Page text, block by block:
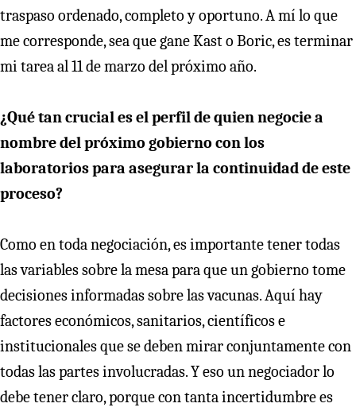
traspaso ordenado, completo y oportuno. A mí lo que
me corresponde, sea que gane Kast o Boric, es terminar
mi tarea al 11 de marzo del próximo año.
¿Qué tan crucial es el perfil de quien negocie a
nombre del próximo gobierno con los
laboratorios para asegurar la continuidad de este
proceso?
Como en toda negociación, es importante tener todas
las variables sobre la mesa para que un gobierno tome
decisiones informadas sobre las vacunas. Aquí hay
factores económicos, sanitarios, científicos e
institucionales que se deben mirar conjuntamente con
todas las partes involucradas. Y eso un negociador lo
debe tener claro, porque con tanta incertidumbre es